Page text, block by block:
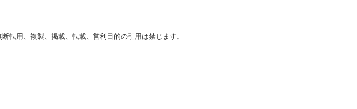
断転用、複製、掲載、転載、営利目的の引用は禁じます。